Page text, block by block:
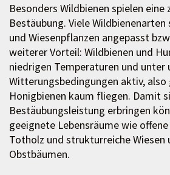
Besonders Wildbienen spielen
Bestäubung. Viele
und Wiesenpflanzen angepasst
weiterer Vorteil: Wildbienen und
niedrigen Temperaturen und unter
Witterungsbedingungen aktiv, also
Honigbienen kaum fliegen. Damit
Bestäubungsleistung erbringen
geeignete Lebensräume wie
Totholz und strukturreiche Wiesen
Obstbäumen.